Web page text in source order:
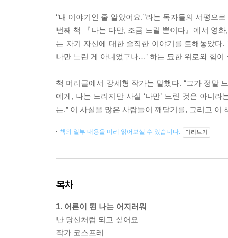
“내 이야기인 줄 알았어요.”라는 독자들의 서평으
번째 책 『나는 다만, 조금 느릴 뿐이다』에서 영
는 자기 자신에 대한 솔직한 이야기를 토해놓았다
나만 느린 게 아니었구나…’ 하는 묘한 위로와 힘이
책 머리글에서 강세형 작가는 말했다. “그가 정말
에게, 나는 느리지만 사실 ‘나만’ 느린 것은 아니
는.” 이 사실을 많은 사람들이 깨닫기를, 그리고
책의 일부 내용을 미리 읽어보실 수 있습니다. 미리보기
목차
1. 어른이 된 나는 어지러워
난 당신처럼 되고 싶어요
작가 코스프레